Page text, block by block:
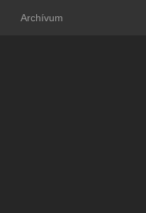
Archívum